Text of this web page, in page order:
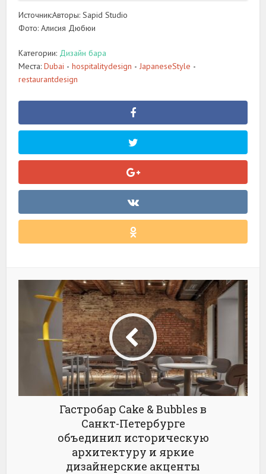
Источник:Авторы: Sapid Studio
Фото: Алисия Дюбюи
Категории: Дизайн бара
Места:Dubai • hospitalitydesign • JapaneseStyle •
restaurantdesign
Гастробар Cake & Bubbles в
Санкт-Петербурге
объединил историческую
архитектуру и яркие
дизайнерские акценты